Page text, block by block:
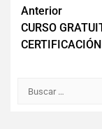
de
Anterior
CURSO
CERTIFICACIÓN
Buscar: